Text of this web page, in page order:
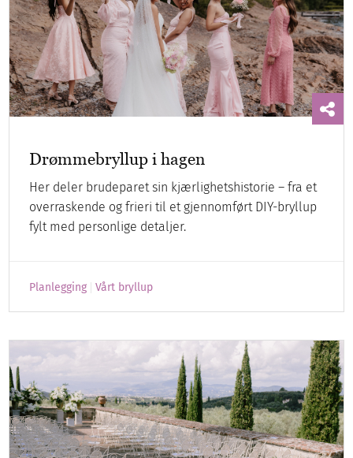
Drømmebryllup i hagen
Her deler brudeparet sin kjærlighetshistorie – fra et
overraskende og frieri til et gjennomført DIY-bryllup
fylt med personlige detaljer.
Planlegging Vårt bryllup